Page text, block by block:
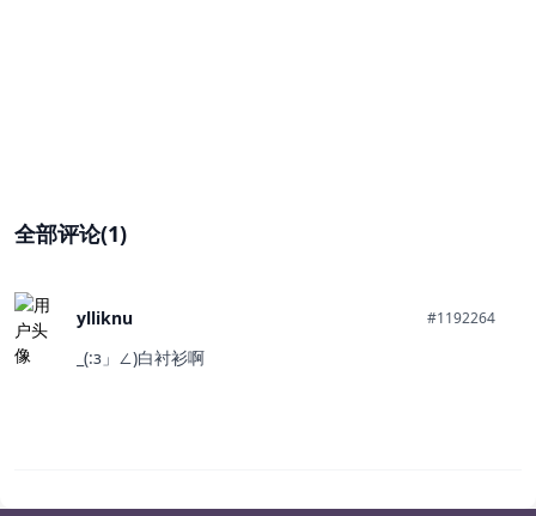
全部评论(1)
ylliknu #1192264
_(:з」∠)白衬衫啊